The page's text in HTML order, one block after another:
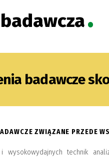
badawcze
ZWIĄZANE PRZEDE
i wysokowydajnych technik